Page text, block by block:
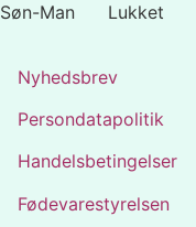
Søn-Man Lukket
Nyhedsbrev
Persondatapolitik
Handelsbetingelser
Fødevarestyrelsen